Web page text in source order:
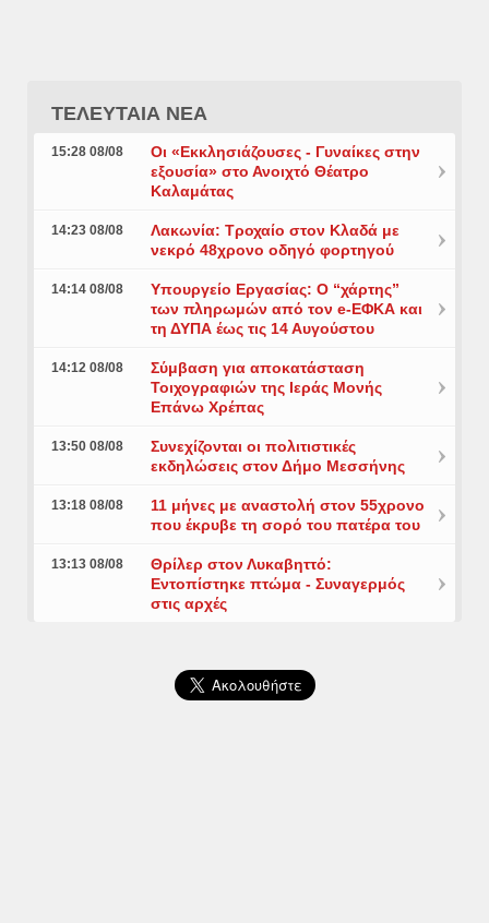
ΤΕΛΕΥΤΑΙΑ ΝΕΑ
15:28 08/08
Οι «Εκκλησιάζουσες - Γυναίκες στην
εξουσία» στο Ανοιχτό Θέατρο
Καλαμάτας
14:23 08/08
Λακωνία: Τροχαίο στον Κλαδά με
νεκρό 48χρονο οδηγό φορτηγού
14:14 08/08
Υπουργείο Εργασίας: Ο “χάρτης”
των πληρωμών από τον e-ΕΦΚΑ και
τη ΔΥΠΑ έως τις 14 Αυγούστου
14:12 08/08
Σύμβαση για αποκατάσταση
Τοιχογραφιών της Ιεράς Μονής
Επάνω Χρέπας
13:50 08/08
Συνεχίζονται οι πολιτιστικές
εκδηλώσεις στον Δήμο Μεσσήνης
13:18 08/08
11 μήνες με αναστολή στον 55χρονο
που έκρυβε τη σορό του πατέρα του
13:13 08/08
Θρίλερ στον Λυκαβηττό:
Εντοπίστηκε πτώμα - Συναγερμός
στις αρχές